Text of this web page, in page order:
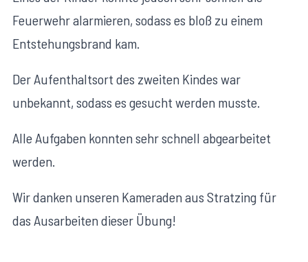
Feuerwehr alarmieren, sodass es bloß zu einem
Entstehungsbrand kam.
Der Aufenthaltsort des zweiten Kindes war
unbekannt, sodass es gesucht werden musste.
Alle Aufgaben konnten sehr schnell abgearbeitet
werden.
Wir danken unseren Kameraden aus Stratzing für
das Ausarbeiten dieser Übung!